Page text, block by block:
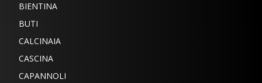
BIENTINA
BUTI
CALCINAIA
CASCINA
CAPANNOLI